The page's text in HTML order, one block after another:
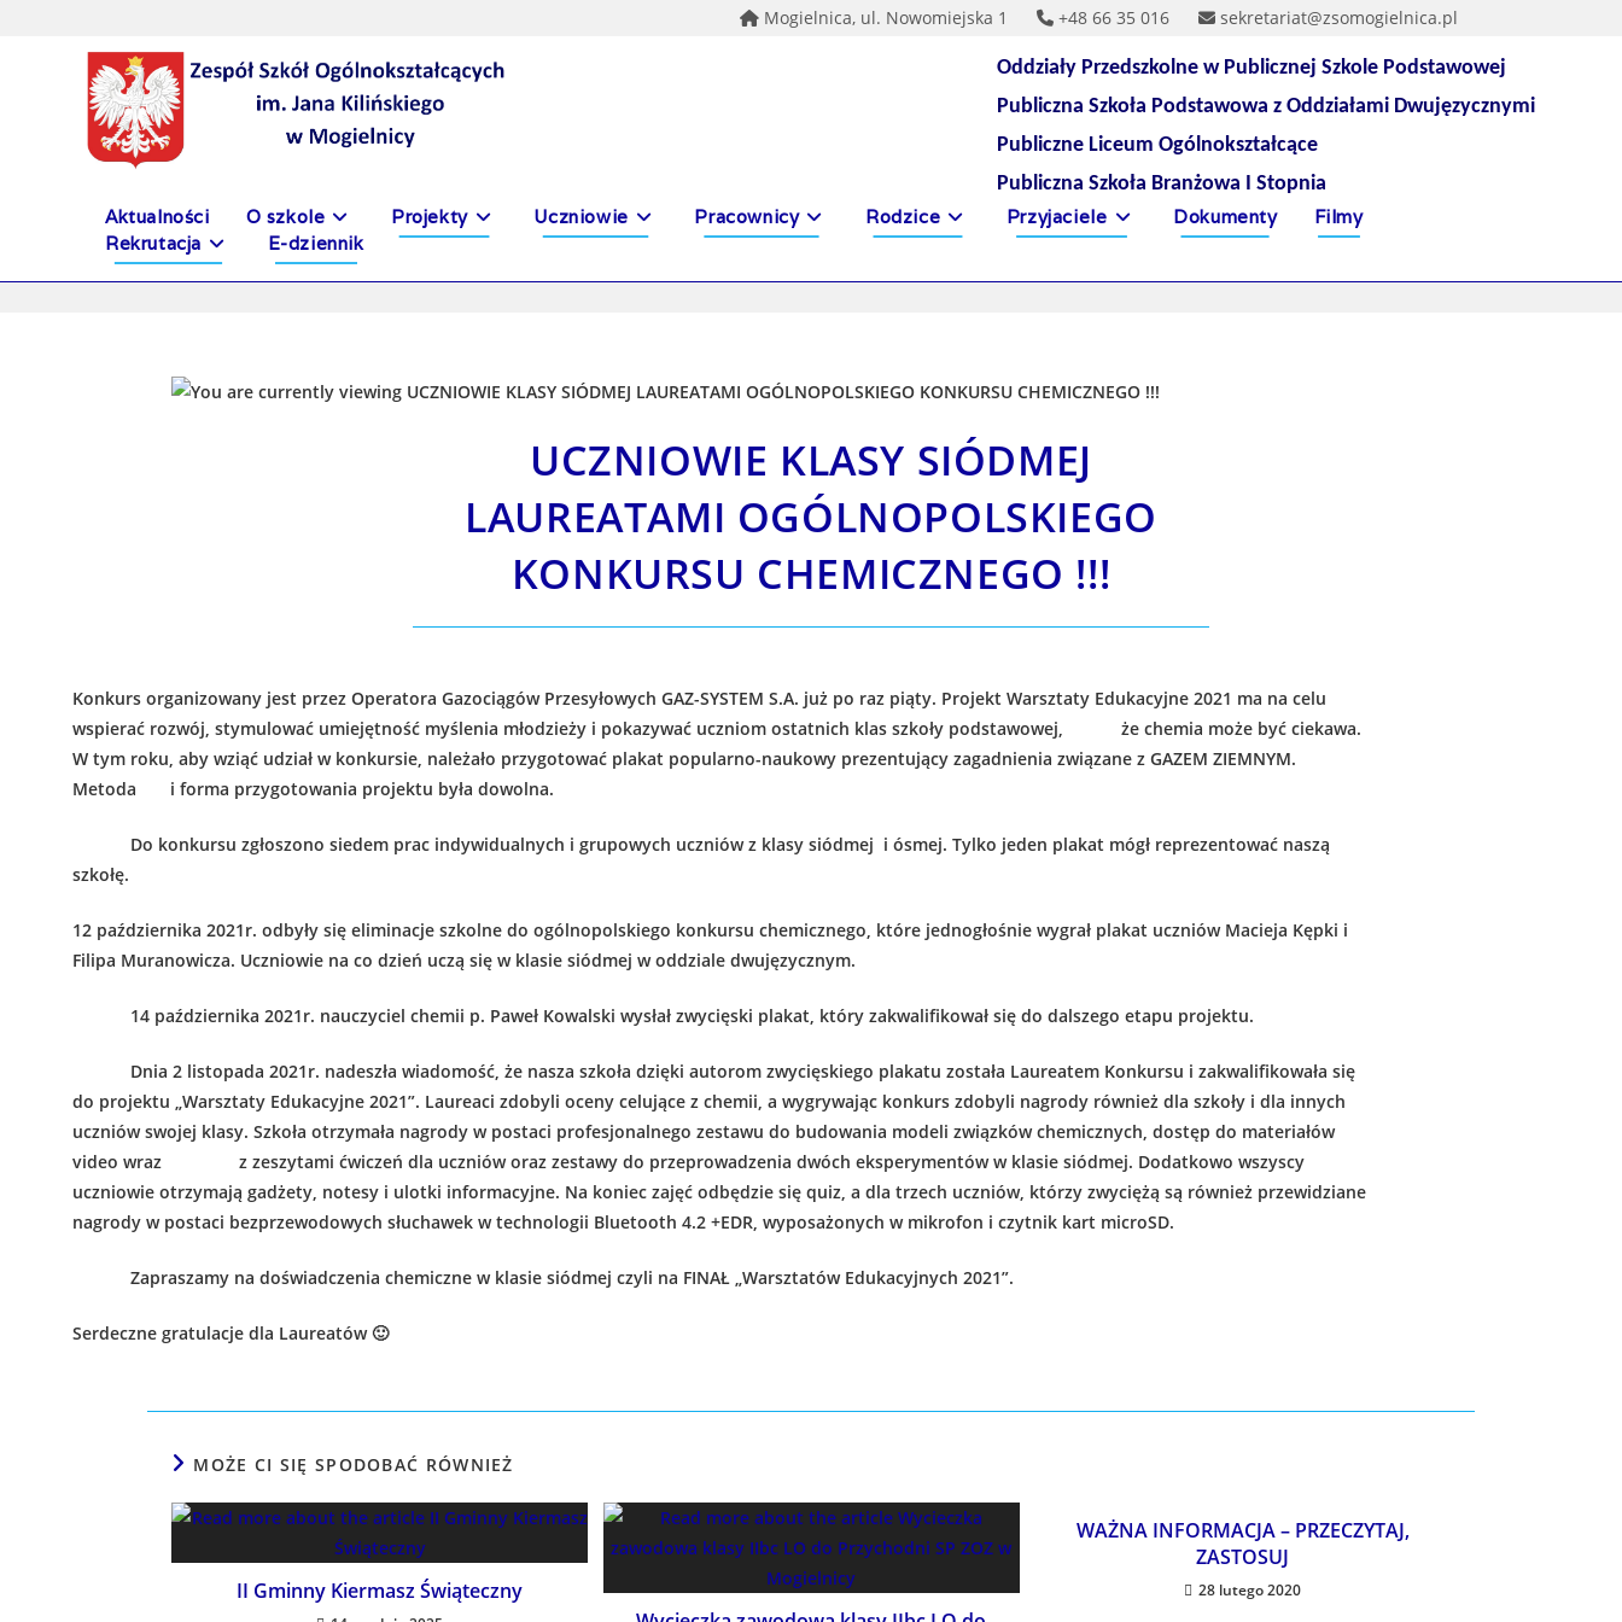
Mogielnica, ul. Nowomiejska 1 +48 66 35 016 sekretariat@zsomogielnica.pl
Oddziały Przedszkolne w Publicznej Szkole Podstawowej
Publiczna Szkoła Podstawowa z Oddziałami Dwujęzycznymi
Publiczne Liceum Ogólnokształcące
Publiczna Szkoła Branżowa I Stopnia
Aktualności
O szkole Projekty Uczniowie Pracownicy Rodzice Przyjaciele Dokumenty
Filmy
Rekrutacja
E-dziennik
UCZNIOWIE KLASY SIÓDMEJ
LAUREATAMI OGÓLNOPOLSKIEGO
KONKURSU CHEMICZNEGO !!!
Konkurs organizowany jest przez Operatora Gazociągów Przesyłowych GAZ-SYSTEM S.A. już po raz piąty. Projekt Warsztaty Edukacyjne 2021 ma na celu
wspierać rozwój, stymulować umiejętność myślenia młodzieży i pokazywać uczniom ostatnich klas szkoły podstawowej, że chemia może być ciekawa.
W tym roku, aby wziąć udział w konkursie, należało przygotować plakat popularno-naukowy prezentujący zagadnienia związane z GAZEM ZIEMNYM.
Metoda i forma przygotowania projektu była dowolna.
Do konkursu zgłoszono siedem prac indywidualnych i grupowych uczniów z klasy siódmej i ósmej. Tylko jeden plakat mógł reprezentować naszą
szkołę.
12 października 2021r. odbyły się eliminacje szkolne do ogólnopolskiego konkursu chemicznego, które jednogłośnie wygrał plakat uczniów Macieja Kępki i
Filipa Muranowicza. Uczniowie na co dzień uczą się w klasie siódmej w oddziale dwujęzycznym.
14 października 2021r. nauczyciel chemii p. Paweł Kowalski wysłał zwycięski plakat, który zakwalifikował się do dalszego etapu projektu.
Dnia 2 listopada 2021r. nadeszła wiadomość, że nasza szkoła dzięki autorom zwycięskiego plakatu została Laureatem Konkursu i zakwalifikowała się
do projektu „Warsztaty Edukacyjne 2021”. Laureaci zdobyli oceny celujące z chemii, a wygrywając konkurs zdobyli nagrody również dla szkoły i dla innych
uczniów swojej klasy. Szkoła otrzymała nagrody w postaci profesjonalnego zestawu do budowania modeli związków chemicznych, dostęp do materiałów
video wraz z zeszytami ćwiczeń dla uczniów oraz zestawy do przeprowadzenia dwóch eksperymentów w klasie siódmej. Dodatkowo wszyscy
uczniowie otrzymają gadżety, notesy i ulotki informacyjne. Na koniec zajęć odbędzie się quiz, a dla trzech uczniów, którzy zwyciężą są również przewidziane
nagrody w postaci bezprzewodowych słuchawek w technologii Bluetooth 4.2 +EDR, wyposażonych w mikrofon i czytnik kart microSD.
Zapraszamy na doświadczenia chemiczne w klasie siódmej czyli na FINAŁ „Warsztatów Edukacyjnych 2021”.
Serdeczne gratulacje dla Laureatów 🙂
MOŻE CI SIĘ SPODOBAĆ RÓWNIEŻ
II Gminny Kiermasz Świąteczny
WAŻNA INFORMACJA – PRZECZYTAJ,
ZASTOSUJ
28 lutego 2020